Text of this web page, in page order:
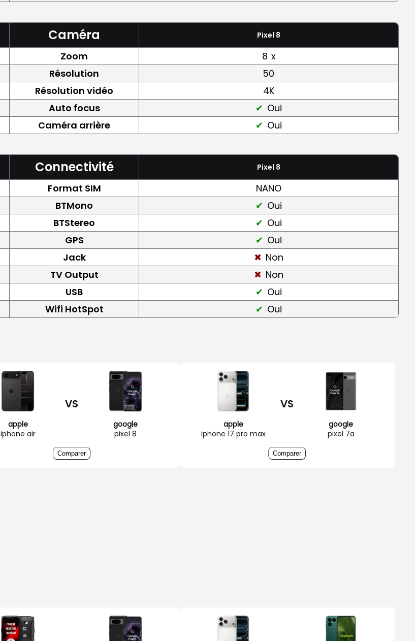
Caméra Pixel 8
Zoom 8 x
Résolution
50
Résolution vidéo
4K
Auto focus
Oui
Caméra arrière Oui
Connectivité Pixel 8
Format SIM
NANO
BTMono
Oui
BTStereo
Oui
GPS
Oui
Jack
Non
TV Output
Non
USB
Oui
Wifi HotSpot Oui
apple
iphone air
VS
google
pixel 8
Comparer
apple
iphone 17 pro max
VS
google
pixel 7a
Comparer